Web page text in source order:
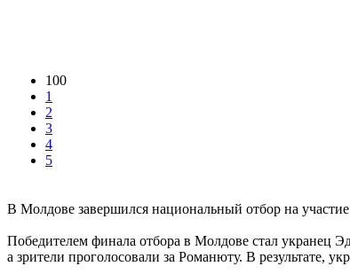
100
1
2
3
4
5
В Молдове завершился национальный отбор на
Победителем финала отбора в Молдове стал укранец
а зрители проголосовали за Романюту. В результате,